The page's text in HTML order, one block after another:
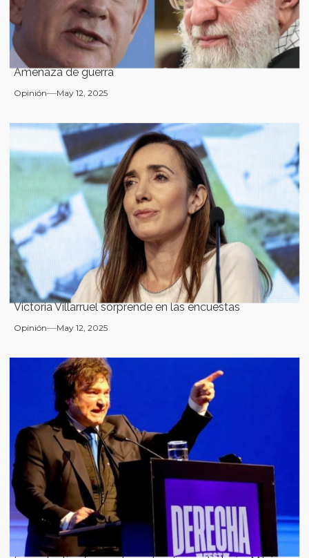
Amenaza de guerra
Opinión May 12, 2025
Victoria Villarruel sorprende en las encuestas
Opinión May 12, 2025